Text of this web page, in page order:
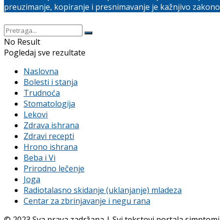
preuzimanje, kopiranje i presnimavanje je kažnjivo
No Result
Pogledaj sve rezultate
Naslovna
Bolesti i stanja
Trudnoća
Stomatologija
Lekovi
Zdrava ishrana
Zdravi recepti
Hrono ishrana
Beba i Vi
Prirodno lečenje
Joga
Radiotalasno skidanje (uklanjanje) mladeza
Centar za zbrinjavanje i negu rana